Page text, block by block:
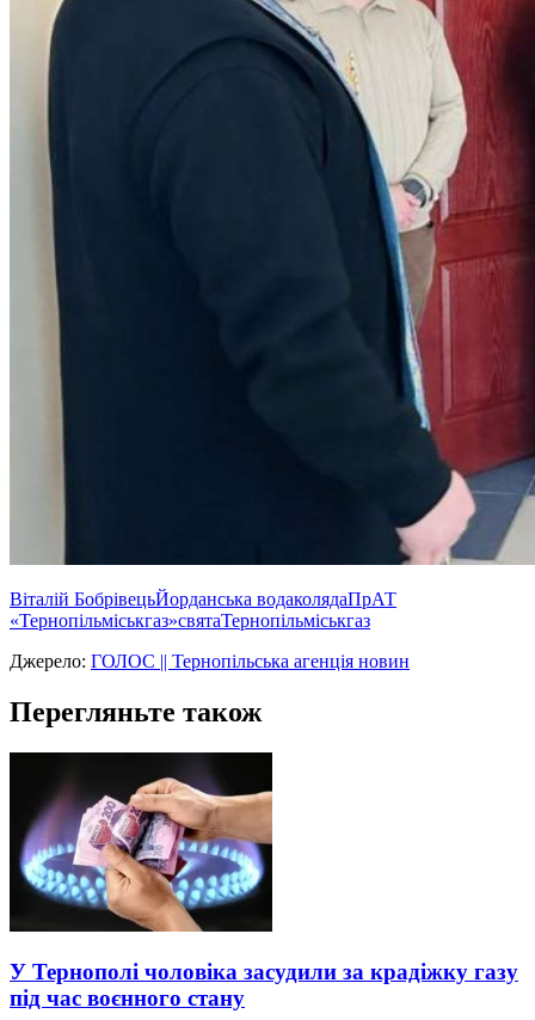
Віталій БобрівецьЙорданська водаколядаПрАТ
«Тернопільміськгаз»святаТернопільміськгаз
Джерело: ГОЛОС || Тернопільська агенція новин
Перегляньте також
У Тернополі чоловіка засудили за крадіжку газу
під час воєнного стану